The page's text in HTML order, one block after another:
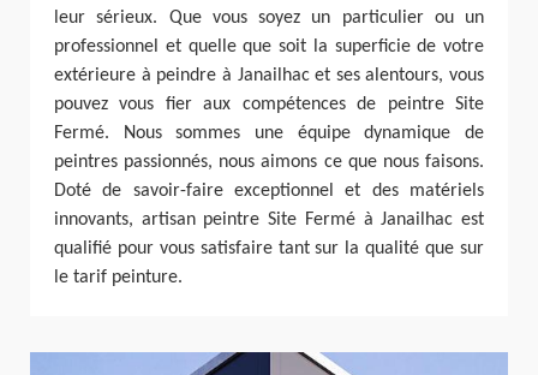
leur sérieux. Que vous soyez un particulier ou un
professionnel et quelle que soit la superficie de votre
extérieure à peindre à Janailhac et ses alentours, vous
pouvez vous fier aux compétences de peintre Site
Fermé. Nous sommes une équipe dynamique de
peintres passionnés, nous aimons ce que nous faisons.
Doté de savoir-faire exceptionnel et des matériels
innovants, artisan peintre Site Fermé à Janailhac est
qualifié pour vous satisfaire tant sur la qualité que sur
le tarif peinture.